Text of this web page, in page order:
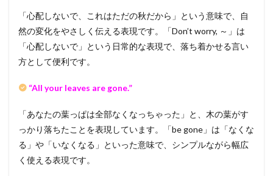
「心配しないで、これはただの秋だから」という意味で、自
然の変化をやさしく伝える表現です。「Don’t worry, ～」は
「心配しないで」という日常的な表現で、落ち着かせる言い
方として便利です。
“All your leaves are gone.”
「あなたの葉っぱは全部なくなっちゃった」と、木の葉がす
っかり落ちたことを表現しています。「be gone」は「なくな
る」や「いなくなる」といった意味で、シンプルながら幅広
く使える表現です。